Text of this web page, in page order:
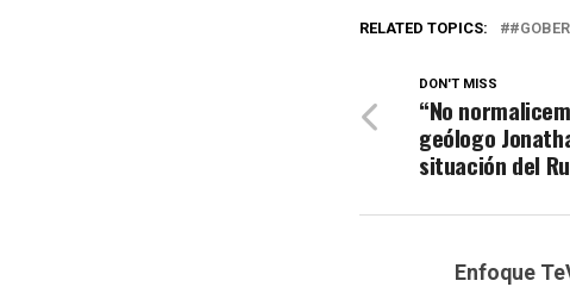
RELATED TOPICS:
DON'T MISS
“No
geólogo
situación del
Enfoque